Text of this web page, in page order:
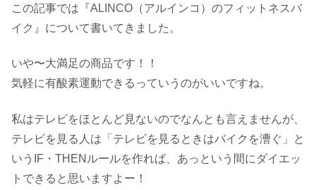
この記事では『ALINCO（アルインコ）のフィットネスバ
イク』について書いてきました。
いや〜大満足の商品です！！
気軽に有酸素運動できるっていうのがいいですね。
私はテレビをほとんど見ないのでなんとも言えませんが、
テレビを見る人は「テレビを見るときはバイクを漕ぐ」と
いうIF・THENルールを作れば、あっという間にダイエッ
トできると思いますよー！